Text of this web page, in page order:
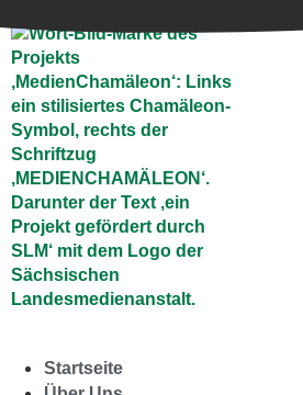
springen
Startseite